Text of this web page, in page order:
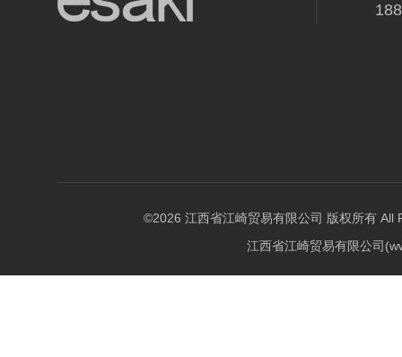
©2026 江西省江崎贸易有限公司 版权所有 All
江西省江崎贸易有限公司